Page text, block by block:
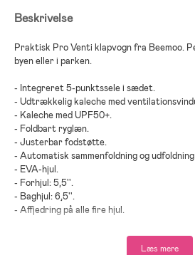
Beskrivelse
Praktisk Pro Venti klapvogn fra Beemoo.
byen eller i parken.
- Integreret 5-punktssele i sædet.
- Udtrækkelig kaleche med
- Kaleche med UPF50+.
- Foldbart ryglæn.
- Justerbar fodstøtte.
- Automatisk sammenfoldning og udfoldning
- EVA-hjul.
- Forhjul: 5,5''.
- Baghjul: 6,5''.
- Affjedring på alle fire hjul.
- Rummelig opbevaringskurv.
Læs mere